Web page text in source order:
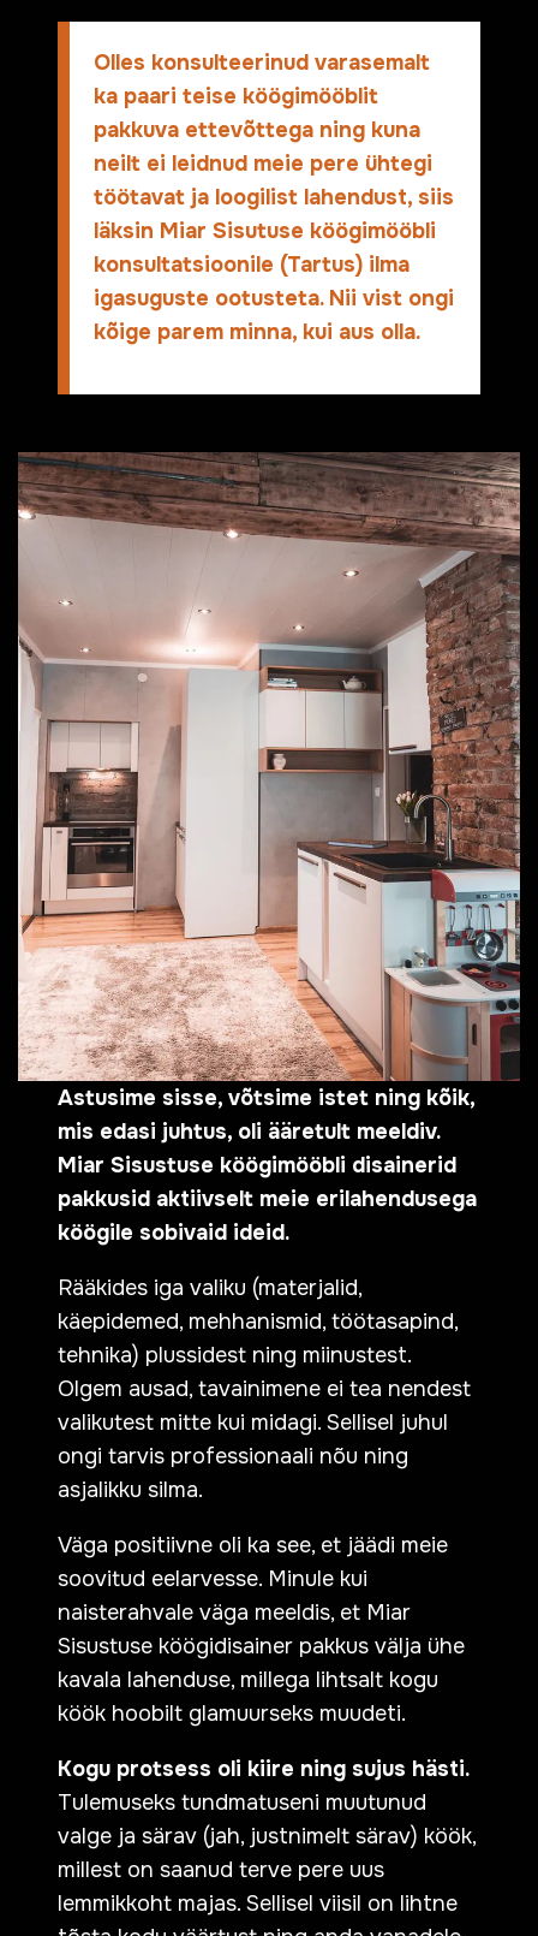
Olles konsulteerinud varasemalt
ka paari teise köögimööblit
pakkuva ettevõttega ning kuna
neilt ei leidnud meie pere ühtegi
töötavat ja loogilist lahendust, siis
läksin Miar Sisutuse köögimööbli
konsultatsioonile (Tartus) ilma
igasuguste ootusteta. Nii vist ongi
kõige parem minna, kui aus olla.
Astusime sisse, võtsime istet ning kõik,
mis edasi juhtus, oli ääretult meeldiv.
Miar Sisustuse köögimööbli disainerid
pakkusid aktiivselt meie erilahendusega
köögile sobivaid ideid.
Rääkides iga valiku (materjalid,
käepidemed, mehhanismid, töötasapind,
tehnika) plussidest ning miinustest.
Olgem ausad, tavainimene ei tea nendest
valikutest mitte kui midagi. Sellisel juhul
ongi tarvis professionaali nõu ning
asjalikku silma.
Väga positiivne oli ka see, et jäädi meie
soovitud eelarvesse. Minule kui
naisterahvale väga meeldis, et Miar
Sisustuse köögidisainer pakkus välja ühe
kavala lahenduse, millega lihtsalt kogu
köök hoobilt glamuurseks muudeti.
Kogu protsess oli kiire ning sujus hästi.
Tulemuseks tundmatuseni muutunud
valge ja särav (jah, justnimelt särav) köök,
millest on saanud terve pere uus
lemmikkoht majas. Sellisel viisil on lihtne